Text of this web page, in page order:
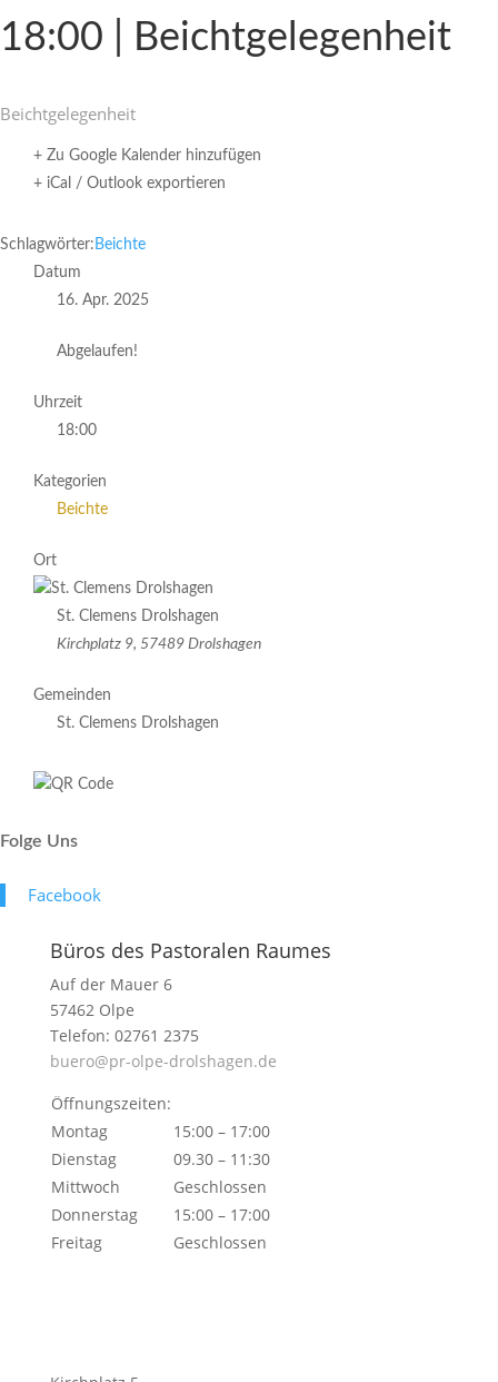
18:00 | Beichtgelegenheit
Beicht­ge­le­gen­heit
+ Zu Google Kalender hinzufügen
+ iCal / Outlook exportieren
Schlagwörter: Beichte
Datum
16. Apr. 2025
Abgelaufen!
Uhrzeit
18:00
Kategorien
Beichte
Ort
St. Clemens Drolshagen
Kirchplatz 9, 57489 Drolshagen
Gemeinden
St. Clemens Drolshagen
Folge Uns
Face­book
Büros des Pastoralen Raumes
Auf der Mauer 6
57462 Olpe
Telefon: 02761 2375
buero@pr-olpe-drolshagen.de
Öffnungszeiten:
Montag
15:00 – 17:00
Dienstag
09.30 – 11:30
Mittwoch
Geschlossen
Donnerstag
15:00 – 17:00
Freitag
Geschlossen